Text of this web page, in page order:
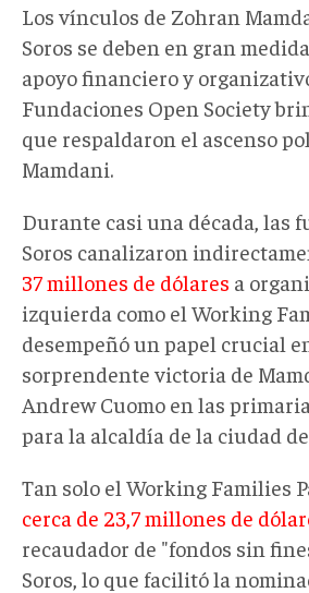
Los vínculos de Zohran
Soros se deben en gran
apoyo financiero y
Fundaciones Open Society
que respaldaron el ascenso
Mamdani.
Durante casi una década, las
Soros canalizaron
37 millones de dólares a
izquierda como el Working
desempeñó un papel crucial
sorprendente victoria de
Andrew Cuomo en las
para la alcaldía de la ciudad
Tan solo el Working Families
cerca de 23,7 millones de
recaudador de "fondos sin
Soros, lo que facilitó la